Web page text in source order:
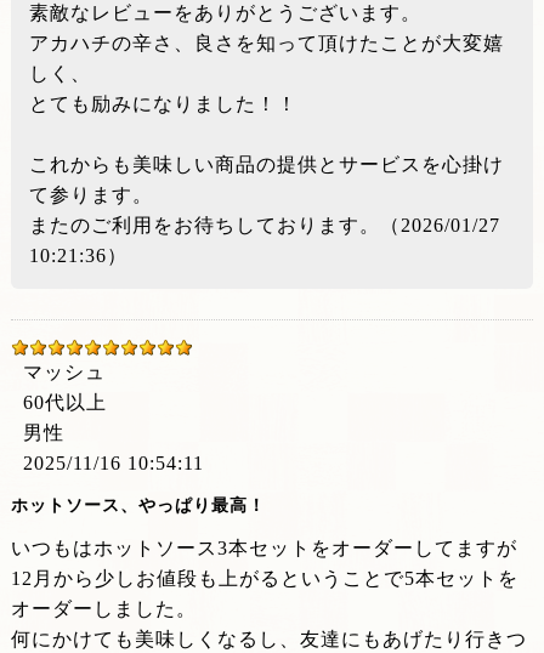
素敵なレビューをありがとうございます。
アカハチの辛さ、良さを知って頂けたことが大変嬉
しく、
とても励みになりました！！
これからも美味しい商品の提供とサービスを心掛け
て参ります。
またのご利用をお待ちしております。（2026/01/27
10:21:36）
マッシュ
60代以上
男性
2025/11/16 10:54:11
ホットソース、やっぱり最高！
いつもはホットソース3本セットをオーダーしてますが
12月から少しお値段も上がるということで5本セットを
オーダーしました。
何にかけても美味しくなるし、友達にもあげたり行きつ